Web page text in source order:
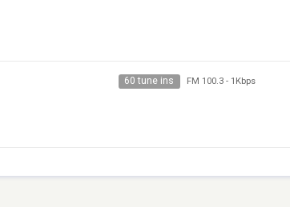
60 tune ins FM 100.3- 1Kbps